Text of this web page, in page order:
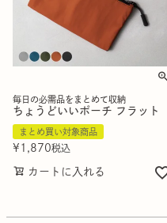
毎日の必需品をまとめて収納
ちょうどいいポーチ フラット
まとめ買い対象商品
¥ 1,870税込
カートに入れる